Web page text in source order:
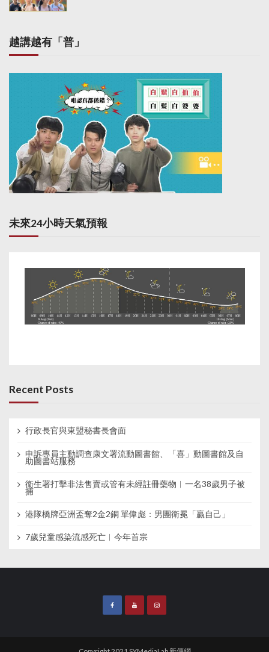
越講越有「普」
未來24小時天氣預報
Recent Posts
行政長官與東盟秘書長會面
申訴專員主動調查康文署流動圖書館、「喜」動圖書館及自
助圖書站服務
衞生署打擊非法售賣或管有未經註冊藥物︱一名38歲男子被
捕
港隊橋牌亞洲盃奪2金2銅 單偉彪：男團衛冕「贏自己」
7歲兒童感染流感死亡︱今年首宗